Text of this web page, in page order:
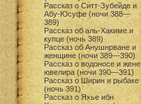
Рассказ о Ситт-Зубейде и
Абу-Юсуфе (ночи 388—
389)
Рассказ об аль-Хакиме и
купце (ночь 389)
Рассказ об Анушнрване и
женщине (ночи 389—390)
Рассказ о водоносе и жене
ювелира (ночи 390—391)
Рассказ о Ширин и рыбаке
(ночь 391)
Рассказ о Яхье ибн